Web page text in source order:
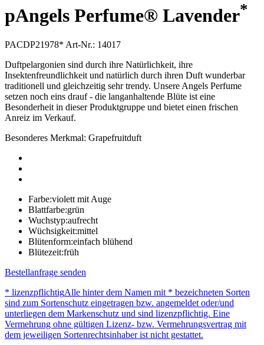
pAngels Perfume® Lavender*
PACDP21978* Art-Nr.: 14017
Duftpelargonien sind durch ihre Natürlichkeit, ihre
Insektenfreundlichkeit und natürlich durch ihren Duft wunderbar
traditionell und gleichzeitig sehr trendy. Unsere Angels Perfume
setzen noch eins drauf - die langanhaltende Blüte ist eine
Besonderheit in dieser Produktgruppe und bietet einen frischen
Anreiz im Verkauf.
Besonderes Merkmal: Grapefruitduft
Farbe:violett mit Auge
Blattfarbe:grün
Wuchstyp:aufrecht
Wüchsigkeit:mittel
Blütenform:einfach blühend
Blütezeit:früh
Bestellanfrage senden
* lizenzpflichtigAlle hinter dem Namen mit * bezeichneten Sorten
sind zum Sortenschutz eingetragen bzw. angemeldet oder/und
unterliegen dem Markenschutz und sind lizenzpflichtig. Eine
Vermehrung ohne gültigen Lizenz- bzw. Vermehrungsvertrag mit
dem jeweiligen Sortenrechtsinhaber ist nicht gestattet.